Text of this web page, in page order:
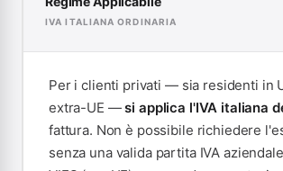
IVA ITALIANA ORDINARIA
Per i clienti privati — sia residenti in
extra-UE —si applica l'IVA italiana
fattura. Non è possibile richiedere
senza una valida partita IVA